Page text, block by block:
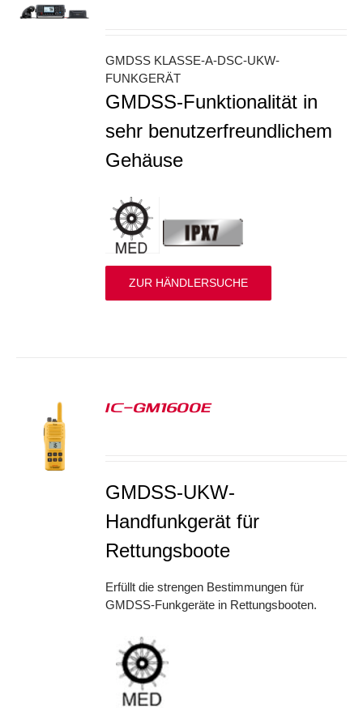
GMDSS KLASSE-A-DSC-UKW-
FUNKGERÄT
GMDSS-Funktionalität in
sehr benutzerfreundlichem
Gehäuse
ZUR HÄNDLERSUCHE
IC-GM1600E
GMDSS-UKW-
Handfunkgerät für
Rettungsboote
Erfüllt die strengen Bestimmungen für
GMDSS-Funkgeräte in Rettungsbooten.